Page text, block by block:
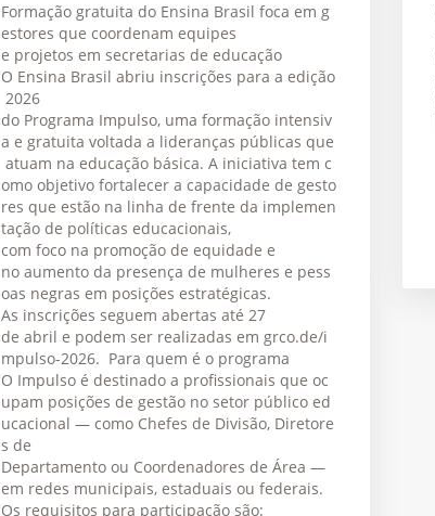
Formação gratuita do Ensina Brasil foca em g
estores que coordenam equipes
e projetos em secretarias de educação
O Ensina Brasil abriu inscrições para a edição
2026
do Programa Impulso, uma formação intensiv
a e gratuita voltada a lideranças públicas que
atuam na educação básica. A iniciativa tem c
omo objetivo fortalecer a capacidade de gesto
res que estão na linha de frente da implemen
tação de políticas educacionais,
com foco na promoção de equidade e
no aumento da presença de mulheres e pess
oas negras em posições estratégicas.
As inscrições seguem abertas até 27
de abril e podem ser realizadas em grco.de/i
mpulso-2026. Para quem é o programa
O Impulso é destinado a profissionais que oc
upam posições de gestão no setor público ed
ucacional — como Chefes de Divisão, Diretore
s de
Departamento ou Coordenadores de Área —
em redes municipais, estaduais ou federais.
Os requisitos para participação são: